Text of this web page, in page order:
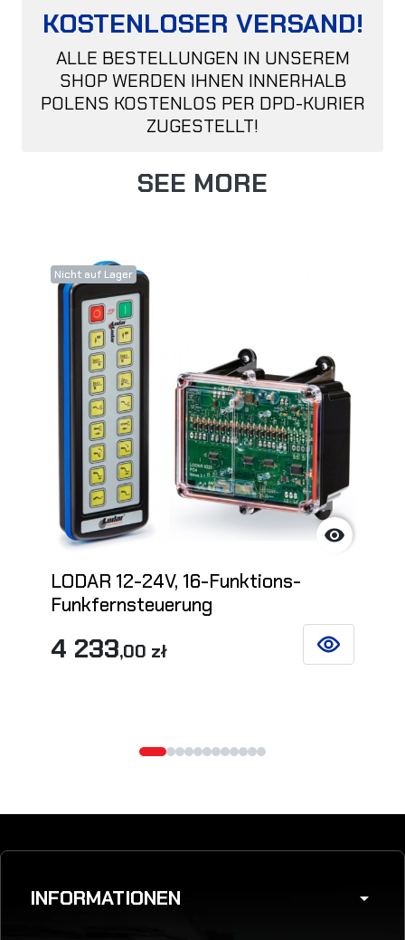
KOSTENLOSER VERSAND!
ALLE BESTELLUNGEN IN UNSEREM
SHOP WERDEN IHNEN INNERHALB
POLENS KOSTENLOS PER DPD-KURIER
ZUGESTELLT!
SEE MORE
Nicht auf Lager

LODAR 12-24V, 16-Funktions-
Funkfernsteuerung
4 233,00 zł SIEHE
INFORMATIONEN arrow_drop_down